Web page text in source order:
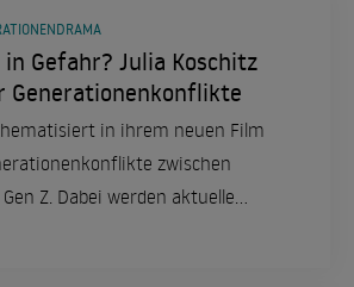
Gefahr? Julia Koschitz
Generationenkonflikte
in ihrem neuen Film
zwischen
Z. Dabei werden aktuelle
und politische Themen